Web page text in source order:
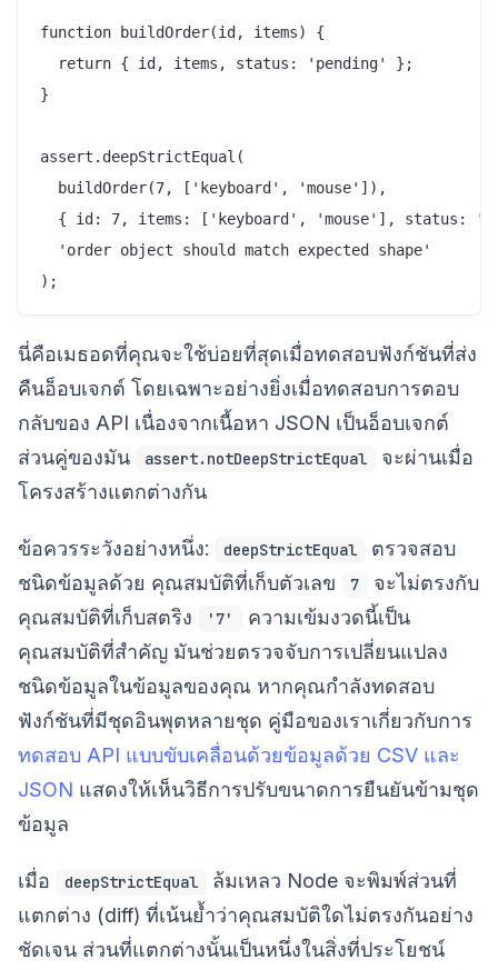
function buildOrder(id, items) {
  return { id, items, status: 'pending' };
}
assert.deepStrictEqual(
  buildOrder(7, ['keyboard', 'mouse']),
{ id: 7, items: ['keyboard', 'mouse'], status:
  'order object should match expected shape'
นี่คือเมธอดที่คุณจะใช้บ่อยที่สุดเมื่อทดสอบฟังก์ชันที่ส่ง
คืนอ็อบเจกต์ โดยเฉพาะอย่างยิ่งเมื่อทดสอบการตอบ
กลับของ API เนื่องจากเนื้อหา JSON เป็นอ็อบเจกต์
ส่วนคู่ของมัน
assert.notDeepStrictEqual
จะผ่านเมื่อ
โครงสร้างแตกต่างกัน
ข้อควรระวังอย่างหนึ่ง: deepStrictEqual
ตรวจสอบ
ชนิดข้อมูลด้วย คุณสมบัติที่เก็บตัวเลข
7
จะไม่ตรงกับ
คุณสมบัติที่เก็บสตริง
'7'
ความเข้มงวดนี้เป็น
คุณสมบัติที่สำคัญ มันช่วยตรวจจับการเปลี่ยนแปลง
ชนิดข้อมูลในข้อมูลของคุณ หากคุณกำลังทดสอบ
ฟังก์ชันที่มีชุดอินพุตหลายชุด คู่มือของเราเกี่ยวกับการ
ทดสอบ API แบบขับเคลื่อนด้วยข้อมูลด้วย CSV และ
JSON แสดงให้เห็นวิธีการปรับขนาดการยืนยันข้ามชุด
ข้อมูล
เมื่อ deepStrictEqual
ล้มเหลว Node จะพิมพ์ส่วนที่
แตกต่าง (diff) ที่เน้นย้ำว่าคุณสมบัติใดไม่ตรงกันอย่าง
ชัดเจน ส่วนที่แตกต่างนั้นเป็นหนึ่งในสิ่งที่ประโยชน์